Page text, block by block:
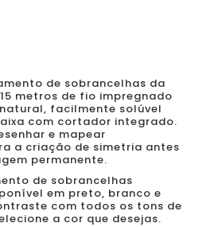
de sobrancelhas da
metros de fio impregnado
facilmente solúvel
com cortador integrado.
e mapear
a criação de simetria antes
permanente.
de sobrancelhas
em preto, branco e
com todos os tons de
a cor que desejas.